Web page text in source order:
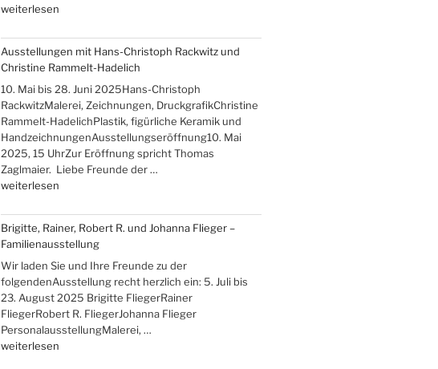
„Iris
–
„Über
die
Berge
ans
Meer““
weiterlesen
Ausstellungen mit Hans-Christoph Rackwitz und
Christine Rammelt-Hadelich
10. Mai bis 28. Juni 2025Hans-Christoph
RackwitzMalerei, Zeichnungen, DruckgrafikChristine
Rammelt-HadelichPlastik, figürliche Keramik und
HandzeichnungenAusstellungseröffnung10. Mai
2025, 15 UhrZur Eröffnung spricht Thomas
Zaglmaier. Liebe Freunde der …
„Ausstellungen
Hans-
Christoph
Rackwitz
und
Christine
Rammelt-
Hadelich“
weiterlesen
Brigitte, Rainer, Robert R. und Johanna Flieger –
Familienausstellung
Wir laden Sie und Ihre Freunde zu der
folgendenAusstellung recht herzlich ein: 5. Juli bis
23. August 2025 Brigitte FliegerRainer
FliegerRobert R. FliegerJohanna Flieger
PersonalausstellungMalerei, …
„Brigitte,
weiterlesen